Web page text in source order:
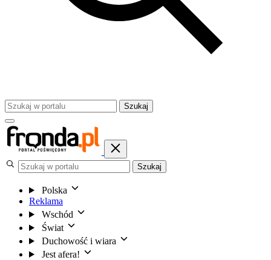
Szukaj
Szukaj
Polska
Reklama
Wschód
Świat
Duchowość i wiara
Jest afera!